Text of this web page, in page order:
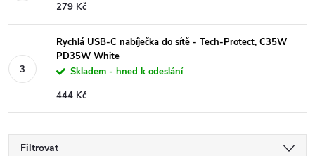
279 Kč
Rychlá USB-C nabíječka do sítě - Tech-Protect, C35W
PD35W White
Skladem - hned k odeslání
444 Kč
Filtrovat